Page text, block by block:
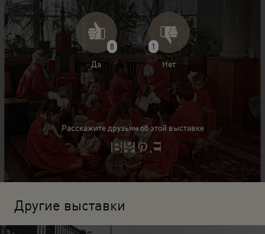
8
Да
1
Нет
Расскажите друзьям об этой выставке
Другие выставки